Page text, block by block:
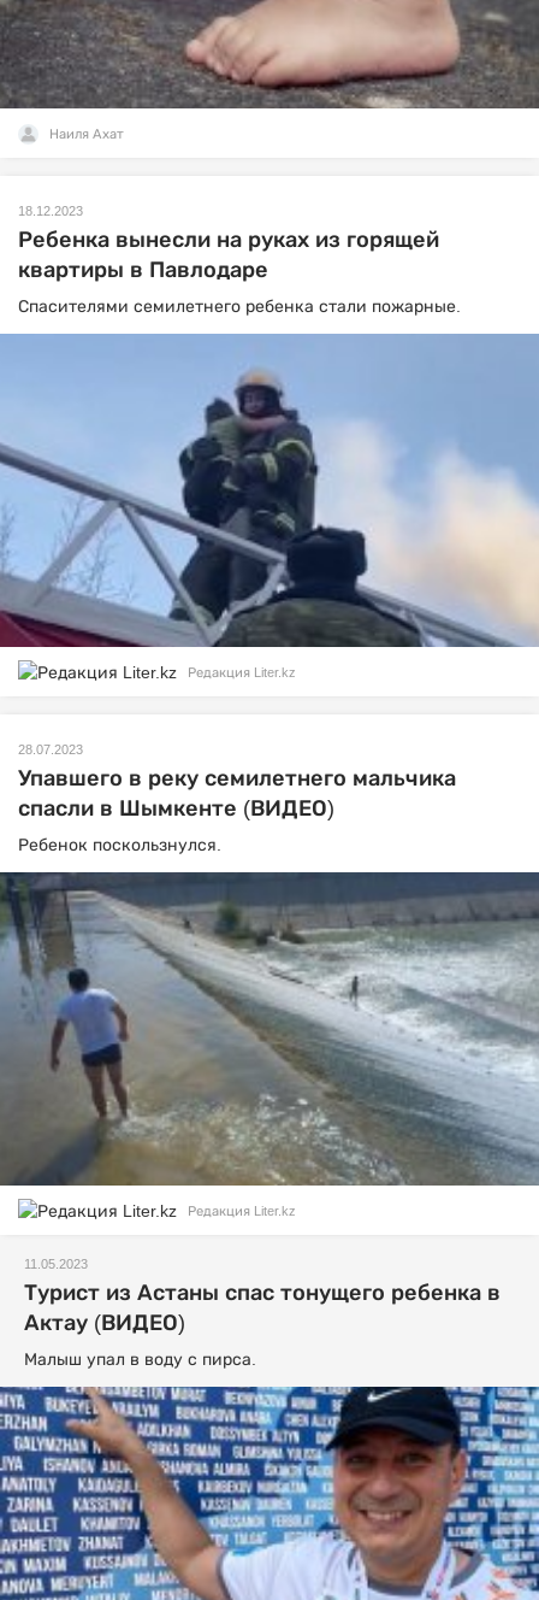
Наиля Ахат
18.12.2023
Ребенка вынесли на руках из горящей
квартиры в Павлодаре
Спасителями семилетнего ребенка стали пожарные.
Редакция Liter.kz
28.07.2023
Упавшего в реку семилетнего мальчика
спасли в Шымкенте (ВИДЕО)
Ребенок поскользнулся.
Редакция Liter.kz
11.05.2023
Турист из Астаны спас тонущего ребенка в
Актау (ВИДЕО)
Малыш упал в воду с пирса.